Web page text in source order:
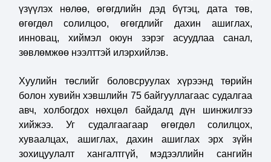
үзүүлэх нөлөө, өгөгдлийн дэд бүтэц, дата төв,
өгөгдөл солилцоо, өгөгдлийг дахин ашиглах,
инновац, хиймэл оюун зэрэг асуудлаа санал,
зөвлөмжөө нээлттэй илэрхийлэв.
Хуулийн төслийг боловсруулах хүрээнд төрийн
болон хувийн хэвшлийн 75 байгууллагаас судалгаа
авч, холбогдох нөхцөл байдалд дүн шинжилгээ
хийжээ. Уг судалгаагаар өгөгдөл солилцох,
хуваалцах, ашиглах, дахин ашиглах эрх зүйн
зохицуулалт хангалтгүй, мэдээллийн сангийн